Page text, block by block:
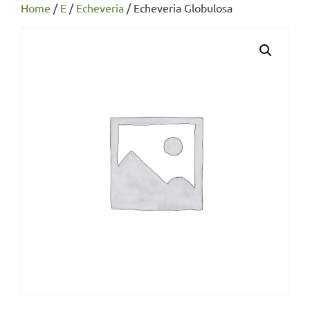
Home / E / Echeveria / Echeveria Globulosa